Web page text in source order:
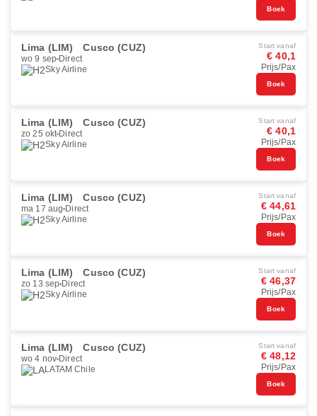
Boek
Lima (LIM) Cusco (CUZ)
wo 9 sep Direct
Sky Airline
Start vanaf
€ 40,1
Prijs/Pax
Boek
Lima (LIM) Cusco (CUZ)
zo 25 okt Direct
Sky Airline
Start vanaf
€ 40,1
Prijs/Pax
Boek
Lima (LIM) Cusco (CUZ)
ma 17 aug Direct
Sky Airline
Start vanaf
€ 44,61
Prijs/Pax
Boek
Lima (LIM) Cusco (CUZ)
zo 13 sep Direct
Sky Airline
Start vanaf
€ 46,37
Prijs/Pax
Boek
Lima (LIM) Cusco (CUZ)
wo 4 nov Direct
LATAM Chile
Start vanaf
€ 48,12
Prijs/Pax
Boek